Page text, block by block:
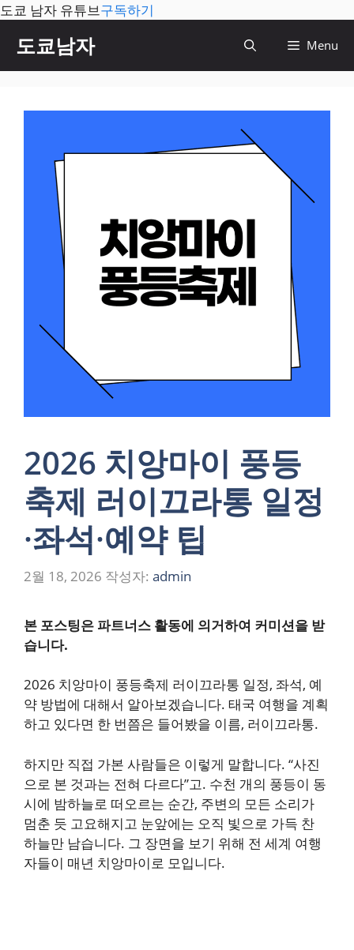
도쿄 남자 유튜브구독하기
츠
도쿄남자 Menu
2026 치앙마이 풍등
축제 러이끄라통 일정
·좌석·예약 팁
2월 18, 2026 작성자: admin
본 포스팅은 파트너스 활동에 의거하여 커미션을 받
습니다.
2026 치앙마이 풍등축제 러이끄라통 일정, 좌석, 예
약 방법에 대해서 알아보겠습니다. 태국 여행을 계획
하고 있다면 한 번쯤은 들어봤을 이름, 러이끄라통.
하지만 직접 가본 사람들은 이렇게 말합니다. “사진
으로 본 것과는 전혀 다르다”고. 수천 개의 풍등이 동
시에 밤하늘로 떠오르는 순간, 주변의 모든 소리가
멈춘 듯 고요해지고 눈앞에는 오직 빛으로 가득 찬
하늘만 남습니다. 그 장면을 보기 위해 전 세계 여행
자들이 매년 치앙마이로 모입니다.